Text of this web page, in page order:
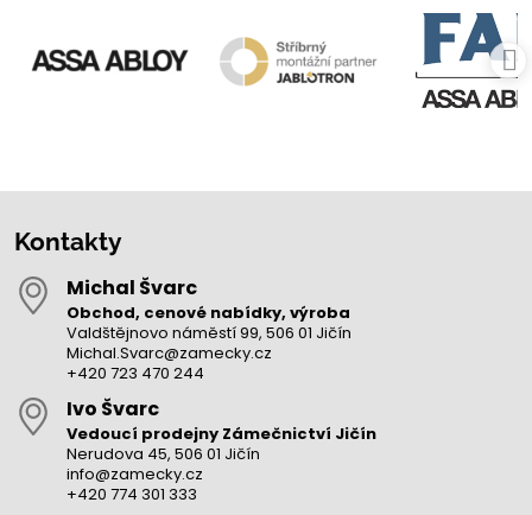
Kontakty
Michal Švarc
Obchod, cenové nabídky, výroba
Valdštějnovo náměstí 99, 506 01 Jičín
Michal.Svarc@zamecky.cz
+420 723 470 244
Ivo Švarc
Vedoucí prodejny Zámečnictví Jičín
Nerudova 45, 506 01 Jičín
info@zamecky.cz
+420 774 301 333